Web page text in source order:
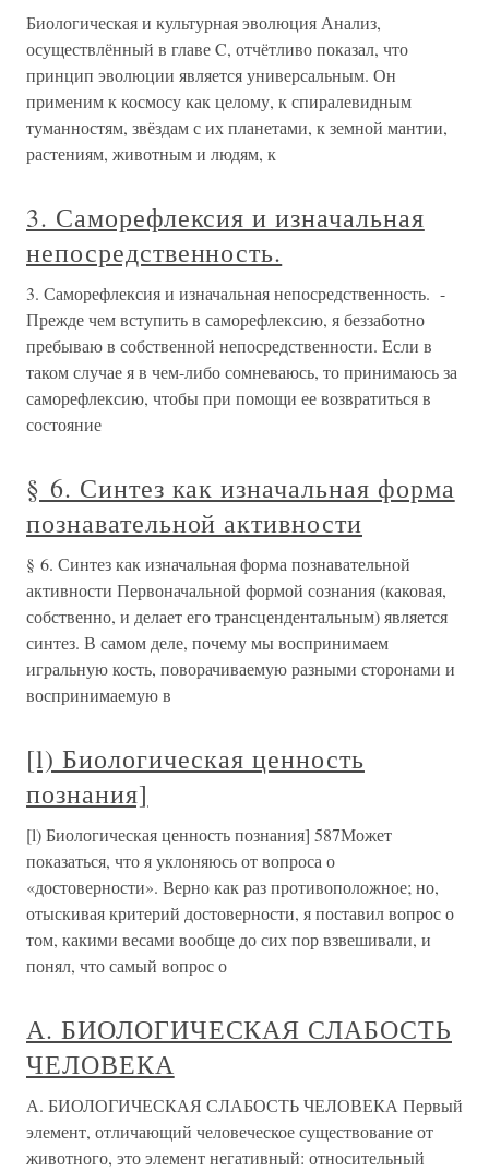
Биологическая и культурная эволюция Анализ,
осуществлённый в главе C, отчётливо показал, что
принцип эволюции является универсальным. Он
применим к космосу как целому, к спиралевидным
туманностям, звёздам с их планетами, к земной мантии,
растениям, животным и людям, к
3. Саморефлексия и изначальная
непосредственность.
3. Саморефлексия и изначальная непосредственность. -
Прежде чем вступить в саморефлексию, я беззаботно
пребываю в собственной непосредственности. Если в
таком случае я в чем-либо сомневаюсь, то принимаюсь за
саморефлексию, чтобы при помощи ее возвратиться в
состояние
§ 6. Синтез как изначальная форма
познавательной активности
§ 6. Синтез как изначальная форма познавательной
активности Первоначальной формой сознания (каковая,
собственно, и делает его трансцендентальным) является
синтез. В самом деле, почему мы воспринимаем
игральную кость, поворачиваемую разными сторонами и
воспринимаемую в
[l) Биологическая ценность
познания]
[l) Биологическая ценность познания] 587Может
показаться, что я уклоняюсь от вопроса о
«достоверности». Верно как раз противоположное; но,
отыскивая критерий достоверности, я поставил вопрос о
том, какими весами вообще до сих пор взвешивали, и
понял, что самый вопрос о
А. БИОЛОГИЧЕСКАЯ СЛАБОСТЬ
ЧЕЛОВЕКА
А. БИОЛОГИЧЕСКАЯ СЛАБОСТЬ ЧЕЛОВЕКА Первый
элемент, отличающий человеческое существование от
животного, это элемент негативный: относительный